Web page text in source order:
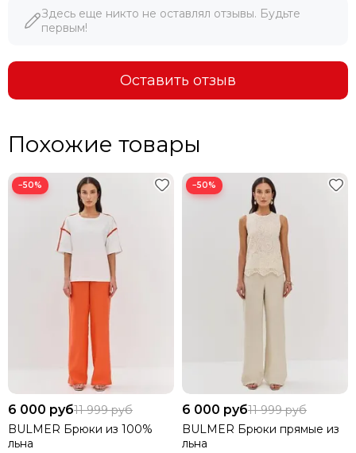
Здесь еще никто не оставлял отзывы. Будьте
первым!
Оставить отзыв
Похожие товары
−50%
6 000 руб11 999 руб
BULMER Брюки из 100%
льна
−50%
6 000 руб11 999 руб
BULMER Брюки прямые из
льна